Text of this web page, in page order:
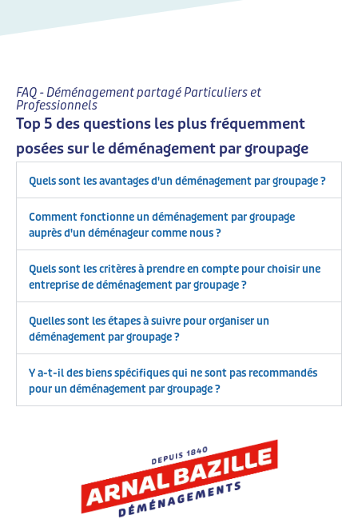
FAQ - Déménagement partagé Particuliers et
Professionnels
Top 5 des questions les plus fréquemment
posées sur le déménagement par groupage
Quels sont les avantages d'un déménagement par groupage ?
Comment fonctionne un déménagement par groupage
auprès d'un déménageur comme nous ?
Quels sont les critères à prendre en compte pour choisir une
entreprise de déménagement par groupage ?
Quelles sont les étapes à suivre pour organiser un
déménagement par groupage ?
Y a-t-il des biens spécifiques qui ne sont pas recommandés
pour un déménagement par groupage ?